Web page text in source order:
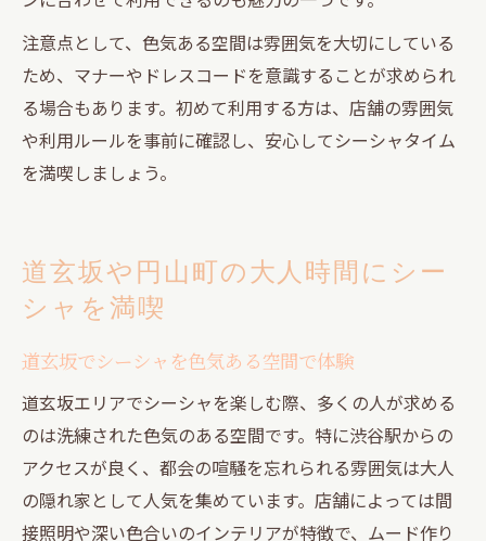
注意点として、色気ある空間は雰囲気を大切にしている
ため、マナーやドレスコードを意識することが求められ
る場合もあります。初めて利用する方は、店舗の雰囲気
や利用ルールを事前に確認し、安心してシーシャタイム
を満喫しましょう。
道玄坂や円山町の大人時間にシー
シャを満喫
道玄坂でシーシャを色気ある空間で体験
道玄坂エリアでシーシャを楽しむ際、多くの人が求める
のは洗練された色気のある空間です。特に渋谷駅からの
アクセスが良く、都会の喧騒を忘れられる雰囲気は大人
の隠れ家として人気を集めています。店舗によっては間
接照明や深い色合いのインテリアが特徴で、ムード作り